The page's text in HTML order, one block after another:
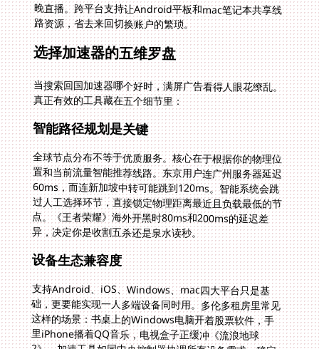
路资源，省去来回切换账户的繁琐。
选择加速器的五维罗盘
当搜索回国加速器哪个好时，满屏广告看得人眼花缭乱。
真正有效的工具藏在五个细节里：
智能路径规划是关键
全球节点分布不等于优质服务。核心在于根据你的物理位
置和当前流量智能推荐线路。东京用户连广州服务器延迟
60ms，而连新加坡中转可能跳到120ms。智能系统会跳
过人工选择环节，直接锁定物理距离最近且负载最低的节
点。《王者荣耀》海外开黑时80ms和200ms的延迟差
异，决定你是收割五杀还是泉水读秒。
设备生态兼容度
支持Android、iOS、Windows、mac四大平台只是基
础，更要能实现一人多端设备同时用。多伦多租房里常见
这样的场景：书桌上的Windows电脑开着股票软件，手
里iPhone播着QQ音乐，电视盒子正缓冲《流浪地球
2》。加速工具如同中央控制器协调所有设备需求，稳定